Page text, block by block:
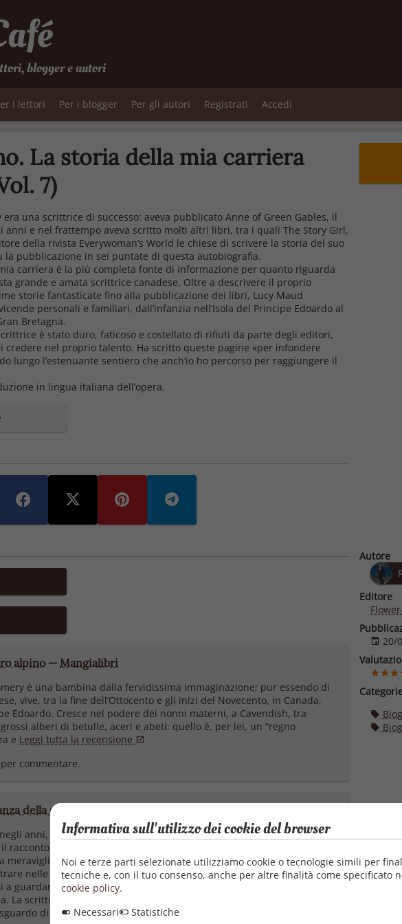
blogger e autori
i lettori Per i blogger Per gli autori Registrati Accedi
La storia della mia carriera
7)
Autore
Editore
20/
una scrittrice di successo: aveva pubblicato Anne of Green Gables, il
anni e nel frattempo aveva scritto molti altri libri, tra i quali The Story Girl,
della rivista Everywoman’s World le chiese di scrivere la storia del suo
pubblicazione in sei puntate di questa autobiografia.
carriera è la più completa fonte di informazione per quanto riguarda
grande e amata scrittrice canadese. Oltre a descrivere il proprio
storie fantasticate fino alla pubblicazione dei libri, Lucy Maud
personali e familiari, dall’infanzia nell’Isola del Principe Edoardo al
Bretagna.
è stato duro, faticoso e costellato di rifiuti da parte degli editori,
credere nel proprio talento. Ha scritto queste pagine «per infondere
lungo l’estenuante sentiero che anch’io ho percorso per raggiungere il
in lingua italiana dell’opera.
alpino— Mangialibri
è una bambina dalla fervidissima immaginazione; pur essendo di
vive, tra la fine dell’Ottocento e gli inizi del Novecento, in Canada,
Edoardo. Cresce nel podere dei nonni materni, a Cavendish, tra
alberi di betulle, aceri e abeti: quello è, per lei, un “regno
e Leggi tutta la recensione
per commentare.
della scrittura...
anni, nei ricordi, nelle malinconia non triste ma gioiosa di un
racconto di un percorso di vita, di chi si stupì di avere una carriera da
meravigliosa autobiografia della mamma di Anna dai capelli rossi ha
nelle nostre case come una dolce ospite che si insinua nei nostri
a guardare indietro con amore, a guardare al presente con gioia, al
La scrittura di Lucy è semplice e delicata, come la sua foto in
di tenerezza dritto agli occhi del lettore, quasi a dirgli: eccomi,
Informativa sull'utilizzo dei cookie del browser
Noi e terze parti selezionate utilizziamo cookie o tecnologie simili per
tecniche e, con il tuo consenso, anche per altre finalità come specificato
cookie policy.
Necessari
Statistiche